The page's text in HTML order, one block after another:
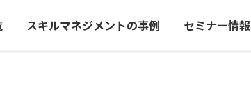
スキルマネジメントの事例 セミナー情報